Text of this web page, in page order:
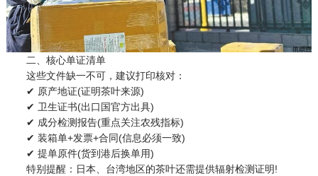
二、核心单证清单
这些文件缺一不可，建议打印核对：
✔ 原产地证(证明茶叶来源)
✔ 卫生证书(出口国官方出具)
✔ 成分检测报告(重点关注农残指标)
✔ 装箱单+发票+合同(信息必须一致)
✔ 提单原件(货到港后换单用)
特别提醒：日本、台湾地区的茶叶还需提供辐射检测证明!